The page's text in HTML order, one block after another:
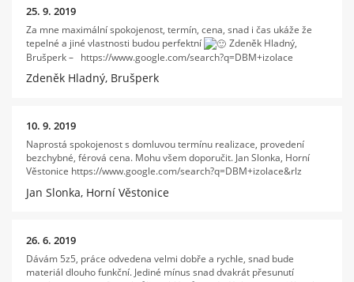
25. 9. 2019
Za mne maximální spokojenost, termín, cena, snad i čas ukáže že
tepelné a jiné vlastnosti budou perfektní
Zdeněk Hladný,
Brušperk – https://www.google.com/search?q=DBM+izolace
Zdeněk Hladný, Brušperk
10. 9. 2019
Naprostá spokojenost s domluvou termínu realizace, provedení
bezchybné, férová cena. Mohu všem doporučit. Jan Slonka, Horní
Věstonice https://www.google.com/search?q=DBM+izolace&rlz
Jan Slonka, Horní Věstonice
26. 6. 2019
Dávám 5z5, práce odvedena velmi dobře a rychle, snad bude
materiál dlouho funkční. Jediné mínus snad dvakrát přesunutí